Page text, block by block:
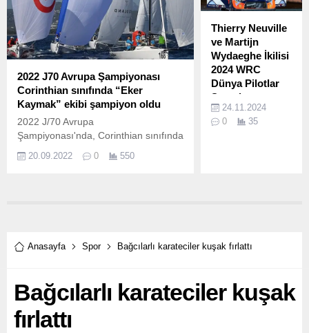
Marmara
Belediyeler Birliği
ve Kocaeli
Büyükşehir
Belediye Başkanı
Doç.
2022 J70 Avrupa Şampiyonası
Corinthian sınıfında “Eker
Kaymak” ekibi şampiyon oldu
2022 J/70 Avrupa
Şampiyonası'nda, Corinthian sınıfında
“Eker Kaymak” ekibi, genel
20.09.2022 0 550
Thierry Neuville
ve Martijn
Wydaeghe İkilisi
2024 WRC
Dünya Pilotlar
Şampiyonu
Oldu.
Hyundai
kutladı.
24.11.2024
0
35
Anasayfa Spor Bağcılarlı karateciler kuşak fırlattı
Bağcılarlı karateciler kuşak
fırlattı